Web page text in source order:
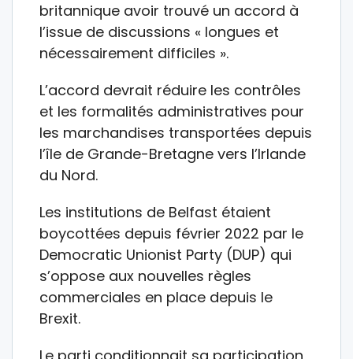
britannique avoir trouvé un accord à
l’issue de discussions « longues et
nécessairement difficiles ».
L’accord devrait réduire les contrôles
et les formalités administratives pour
les marchandises transportées depuis
l’île de Grande-Bretagne vers l’Irlande
du Nord.
Les institutions de Belfast étaient
boycottées depuis février 2022 par le
Democratic Unionist Party (DUP) qui
s’oppose aux nouvelles règles
commerciales en place depuis le
Brexit.